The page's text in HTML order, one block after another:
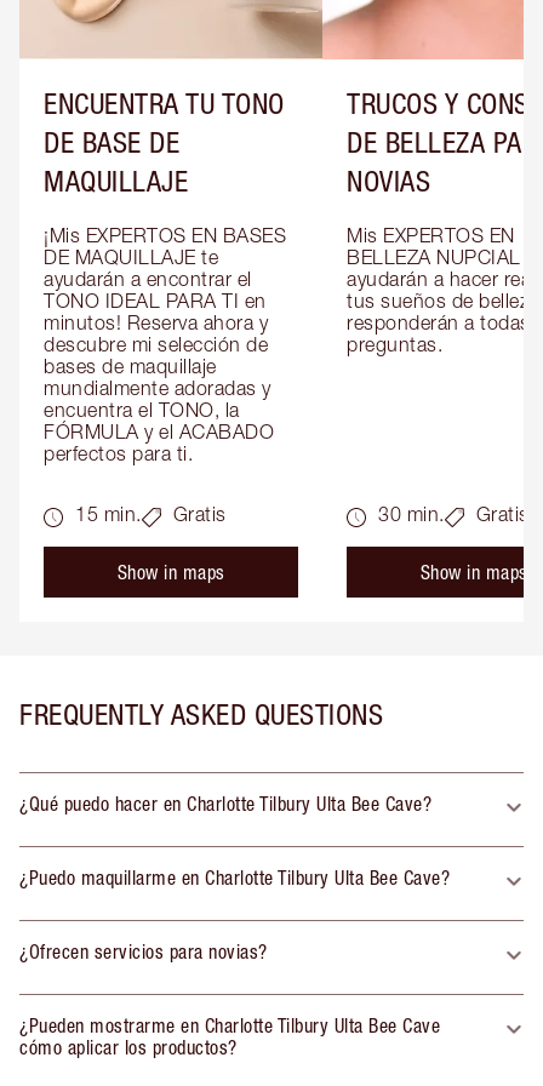
ENCUENTRA TU TONO
DE BASE DE
MAQUILLAJE
¡Mis EXPERTOS EN BASES
DE MAQUILLAJE te
ayudarán a encontrar el
TONO IDEAL PARA TI en
minutos! Reserva ahora y
descubre mi selección de
bases de maquillaje
mundialmente adoradas y
encuentra el TONO, la
FÓRMULA y el ACABADO
perfectos para ti.
15 min. Gratis
Show in maps
TRUCOS Y
DE BELLEZA
NOVIAS
Mis EXPERTOS EN
BELLEZA NUPCIAL te
ayudarán a hacer
tus sueños de belleza
responderán a todas
preguntas.
30 min. Gratis
Show in maps
FREQUENTLY ASKED QUESTIONS
¿Qué puedo hacer en Charlotte Tilbury Ulta Bee Cave?
¿Puedo maquillarme en Charlotte Tilbury Ulta Bee Cave?
¿Ofrecen servicios para novias?
¿Pueden mostrarme en Charlotte Tilbury Ulta Bee Cave
cómo aplicar los productos?